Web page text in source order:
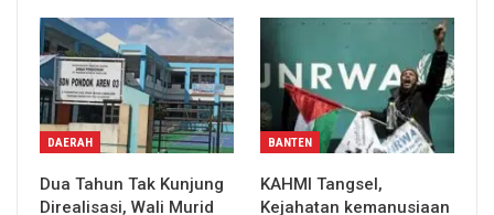
DAERAH
Dua Tahun Tak Kunjung
Direalisasi, Wali Murid
BANTEN
KAHMI Tangsel,
Kejahatan kemanusiaan